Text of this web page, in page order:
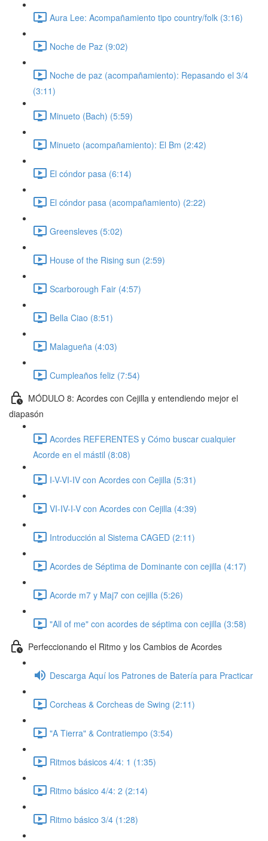
Aura Lee: Acompañamiento tipo country/folk (3:16)
Noche de Paz (9:02)
Noche de paz (acompañamiento): Repasando el 3/4
(3:11)
Minueto (Bach) (5:59)
Minueto (acompañamiento): El Bm (2:42)
El cóndor pasa (6:14)
El cóndor pasa (acompañamiento) (2:22)
Greensleves (5:02)
House of the Rising sun (2:59)
Scarborough Fair (4:57)
Bella Ciao (8:51)
Malagueña (4:03)
Cumpleaños feliz (7:54)
MÓDULO 8: Acordes con Cejilla y entendiendo mejor el
diapasón
Acordes REFERENTES y Cómo buscar cualquier
Acorde en el mástil (8:08)
I-V-VI-IV con Acordes con Cejilla (5:31)
VI-IV-I-V con Acordes con Cejilla (4:39)
Introducción al Sistema CAGED (2:11)
Acordes de Séptima de Dominante con cejilla (4:17)
Acorde m7 y Maj7 con cejilla (5:26)
"All of me" con acordes de séptima con cejilla (3:58)
Perfeccionando el Ritmo y los Cambios de Acordes
Descarga Aquí los Patrones de Batería para Practicar
Corcheas & Corcheas de Swing (2:11)
"A Tierra" & Contratiempo (3:54)
Ritmos básicos 4/4: 1 (1:35)
Ritmo básico 4/4: 2 (2:14)
Ritmo básico 3/4 (1:28)